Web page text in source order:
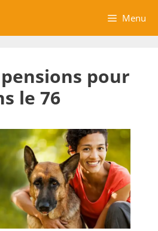
Menu
pour
le 76